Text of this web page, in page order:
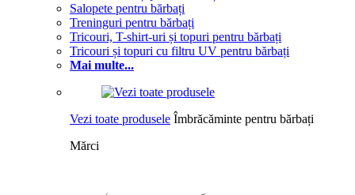
Salopete pentru bărbați
Treninguri pentru bărbați
Tricouri, T-shirt-uri și topuri pentru bărbați
Tricouri și topuri cu filtru UV pentru bărbați
Mai multe...
Vezi toate produsele Îmbrăcăminte pentru bărbați
Mărci